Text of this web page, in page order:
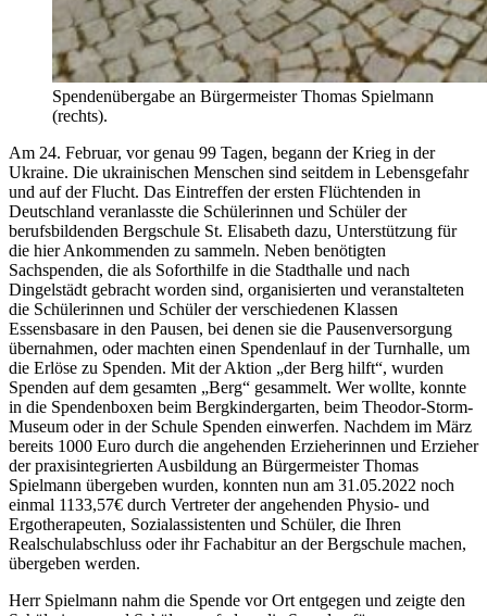
Spendenübergabe an Bürgermeister Thomas Spielmann
(rechts).
Am 24. Februar, vor genau 99 Tagen, begann der Krieg in der
Ukraine. Die ukrainischen Menschen sind seitdem in Lebensgefahr
und auf der Flucht. Das Eintreffen der ersten Flüchtenden in
Deutschland veranlasste die Schülerinnen und Schüler der
berufsbildenden Bergschule St. Elisabeth dazu, Unterstützung für
die hier Ankommenden zu sammeln. Neben benötigten
Sachspenden, die als Soforthilfe in die Stadthalle und nach
Dingelstädt gebracht worden sind, organisierten und veranstalteten
die Schülerinnen und Schüler der verschiedenen Klassen
Essensbasare in den Pausen, bei denen sie die Pausenversorgung
übernahmen, oder machten einen Spendenlauf in der Turnhalle, um
die Erlöse zu Spenden. Mit der Aktion „der Berg hilft“, wurden
Spenden auf dem gesamten „Berg“ gesammelt. Wer wollte, konnte
in die Spendenboxen beim Bergkindergarten, beim Theodor-Storm-
Museum oder in der Schule Spenden einwerfen. Nachdem im März
bereits 1000 Euro durch die angehenden Erzieherinnen und Erzieher
der praxisintegrierten Ausbildung an Bürgermeister Thomas
Spielmann übergeben wurden, konnten nun am 31.05.2022 noch
einmal 1133,57€ durch Vertreter der angehenden Physio- und
Ergotherapeuten, Sozialassistenten und Schüler, die Ihren
Realschulabschluss oder ihr Fachabitur an der Bergschule machen,
übergeben werden.
Herr Spielmann nahm die Spende vor Ort entgegen und zeigte den